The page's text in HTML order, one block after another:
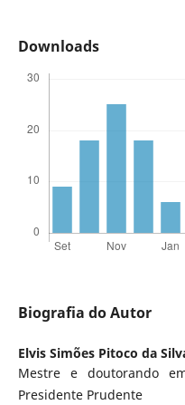
Downloads
Biografia do Autor
Elvis Simões Pitoco da
Mestre e doutorando
Presidente Prudente